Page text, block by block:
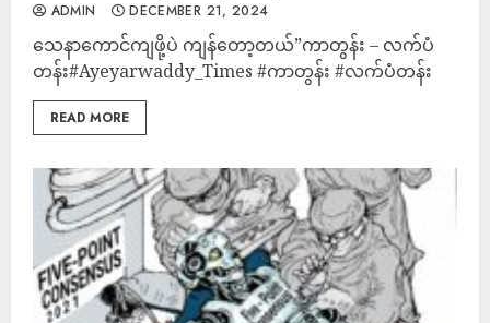
ADMIN DECEMBER 21, 2024
သေနာကောင်ကျဖို့ပဲ ကျန်တော့တယ်”ကာတွန်း – လက်ပံ
တန်း#Ayeyarwaddy_Times #ကာတွန်း #လက်ပံတန်း
READ MORE